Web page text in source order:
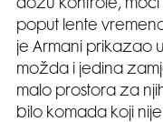
dozu kontrole, moći
poput lente
je Armani prikazao
možda i jedina
malo prostora za
bilo komada koji